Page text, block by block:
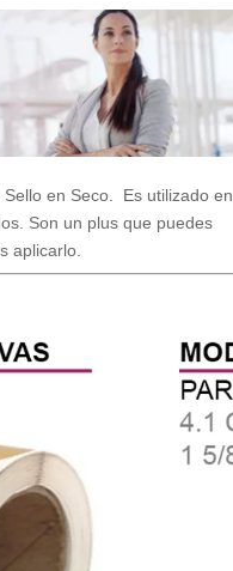
Sello en Seco. Es utilizado en
Son un plus que puedes
aplicarlo.